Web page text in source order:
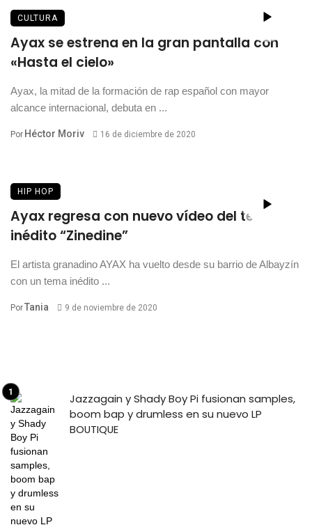
CULTURA
Ayax se estrena en la gran pantalla con
«Hasta el cielo»
Ayax, la mitad de la formación de rap español con mayor
alcance internacional, debuta en ...
Por Héctor Moriv 16 de diciembre de 2020
HIP HOP
Ayax regresa con nuevo vídeo del tema
inédito “Zinedine”
El artista granadino AYAX ha vuelto desde su barrio de Albayzín
con un tema inédito ...
PorTania 9 de noviembre de 2020
Jazzagain y Shady Boy Pi fusionan samples,
boom bap y drumless en su nuevo LP
BOUTIQUE